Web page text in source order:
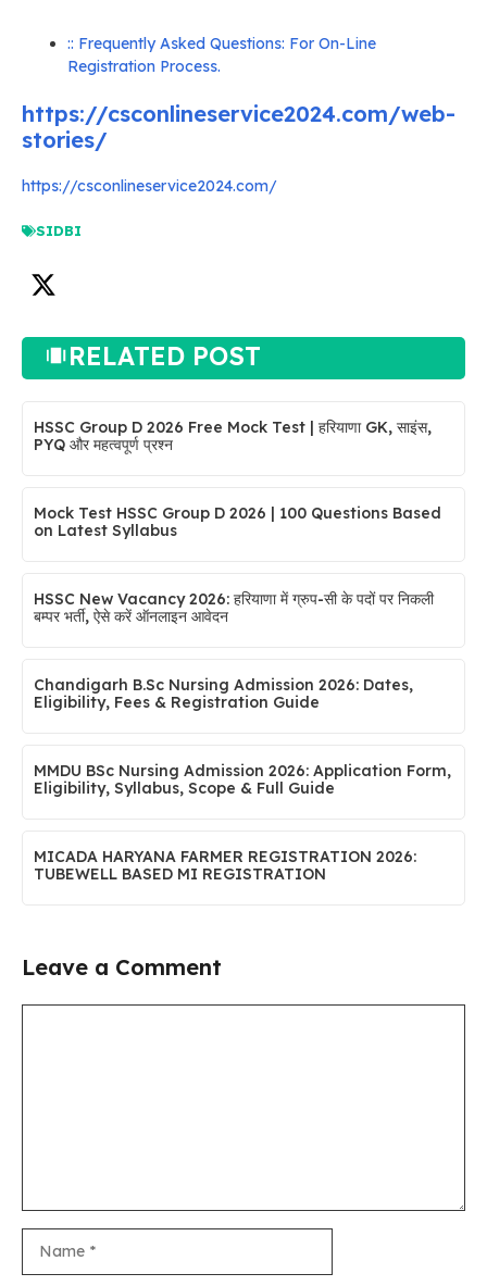
:: Frequently Asked Questions: For On-Line
Registration Process.
https://csconlineservice2024.com/web-
stories/
https://csconlineservice2024.com/
SIDBI
RELATED POST
HSSC Group D 2026 Free Mock Test | हरियाणा GK, साइंस,
PYQ और महत्वपूर्ण प्रश्न
Mock Test HSSC Group D 2026 | 100 Questions Based
on Latest Syllabus
HSSC New Vacancy 2026: हरियाणा में ग्रुप-सी के पदों पर निकली
बम्पर भर्ती, ऐसे करें ऑनलाइन आवेदन
Chandigarh B.Sc Nursing Admission 2026: Dates,
Eligibility, Fees & Registration Guide
MMDU BSc Nursing Admission 2026: Application Form,
Eligibility, Syllabus, Scope & Full Guide
MICADA HARYANA FARMER REGISTRATION 2026:
TUBEWELL BASED MI REGISTRATION
Leave a Comment